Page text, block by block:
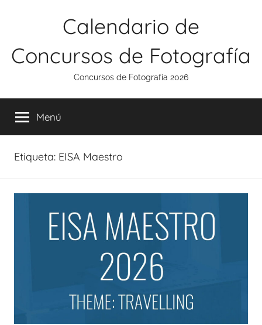
Calendario de
Concursos de Fotografía
Concursos de Fotografía 2026
Menú
Etiqueta: EISA Maestro